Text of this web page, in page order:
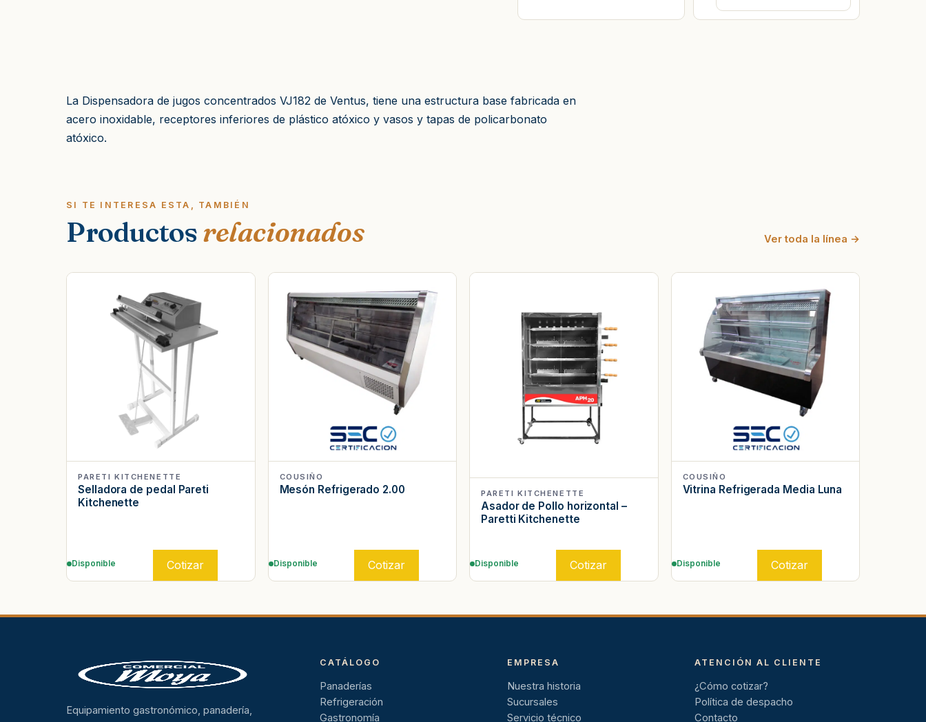
La Dispensadora de jugos concentrados VJ182 de Ventus, tiene una estructura base fabricada en
acero inoxidable, receptores inferiores de plástico atóxico y vasos y tapas de policarbonato
atóxico.
SI TE INTERESA ESTA, TAMBIÉN
Productosrelacionados Ver toda la línea →
PARETI KITCHENETTE
Selladora de pedal Pareti
Kitchenette
Disponible Cotizar
COUSIÑO
Mesón Refrigerado 2.00
Disponible Cotizar
PARETI KITCHENETTE
Asador de Pollo horizontal –
Paretti Kitchenette
Disponible Cotizar
COUSIÑO
Vitrina Refrigerada Media Luna
Disponible Cotizar
Equipamiento gastronómico, panadería,
CATÁLOGO
Panaderías
Refrigeración
Gastronomía
EMPRESA
Nuestra historia
Sucursales
Servicio técnico
ATENCIÓN AL CLIENTE
¿Cómo cotizar?
Política de despacho
Contacto